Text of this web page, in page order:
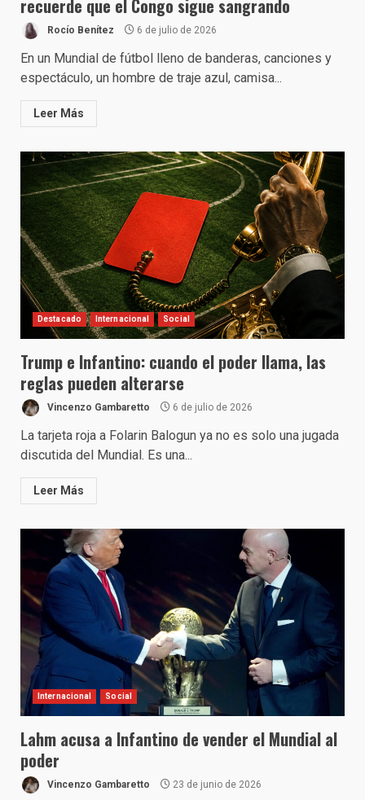
recuerde que el Congo sigue sangrando
Rocío Benítez 6 de julio de 2026
En un Mundial de fútbol lleno de banderas, canciones y
espectáculo, un hombre de traje azul, camisa...
Leer Más
Destacado Internacional Social
Trump e Infantino: cuando el poder llama, las
reglas pueden alterarse
Vincenzo Gambaretto 6 de julio de 2026
La tarjeta roja a Folarin Balogun ya no es solo una jugada
discutida del Mundial. Es una...
Leer Más
Internacional Social
Lahm acusa a Infantino de vender el Mundial al
poder
Vincenzo Gambaretto 23 de junio de 2026